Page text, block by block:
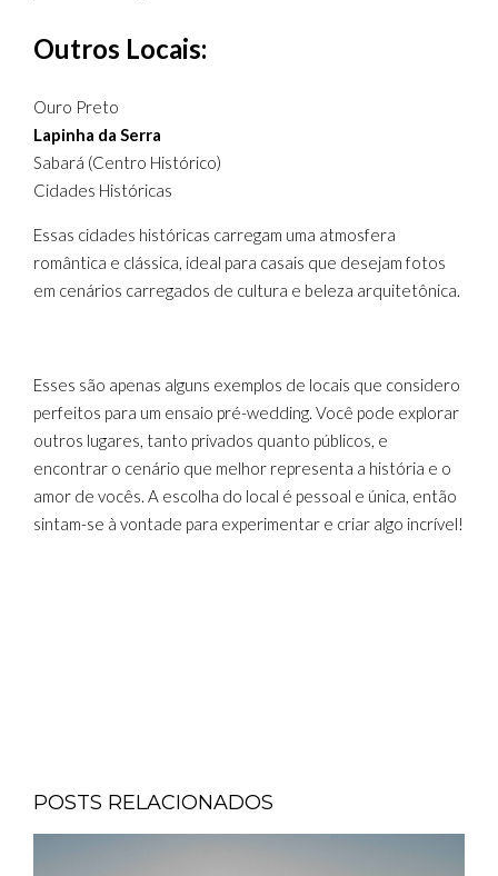
Outros Locais:
Ouro Preto
Lapinha da Serra
Sabará (Centro Histórico)
Cidades Históricas
Essas cidades históricas carregam uma atmosfera
romântica e clássica, ideal para casais que desejam fotos
em cenários carregados de cultura e beleza arquitetônica.
Esses são apenas alguns exemplos de locais que considero
perfeitos para um ensaio pré-wedding. Você pode explorar
outros lugares, tanto privados quanto públicos, e
encontrar o cenário que melhor representa a história e o
amor de vocês. A escolha do local é pessoal e única, então
sintam-se à vontade para experimentar e criar algo incrível!
POSTS RELACIONADOS